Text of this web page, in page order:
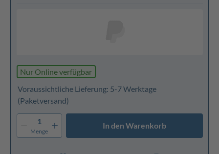
Nur Online verfügbar
Voraussichtliche Lieferung: 5-7 Werktage
(Paketversand)
1
Menge
In den Warenkorb